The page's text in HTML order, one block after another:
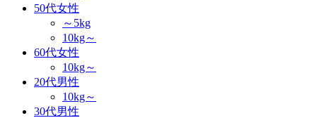
50代女性
～5kg
10kg～
60代女性
10kg～
20代男性
10kg～
30代男性